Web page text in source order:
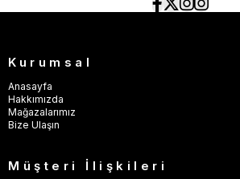
Kurumsal
Anasayfa
Hakkımızda
Mağazalarımız
Bize Ulaşın
Müşteri İlişkileri